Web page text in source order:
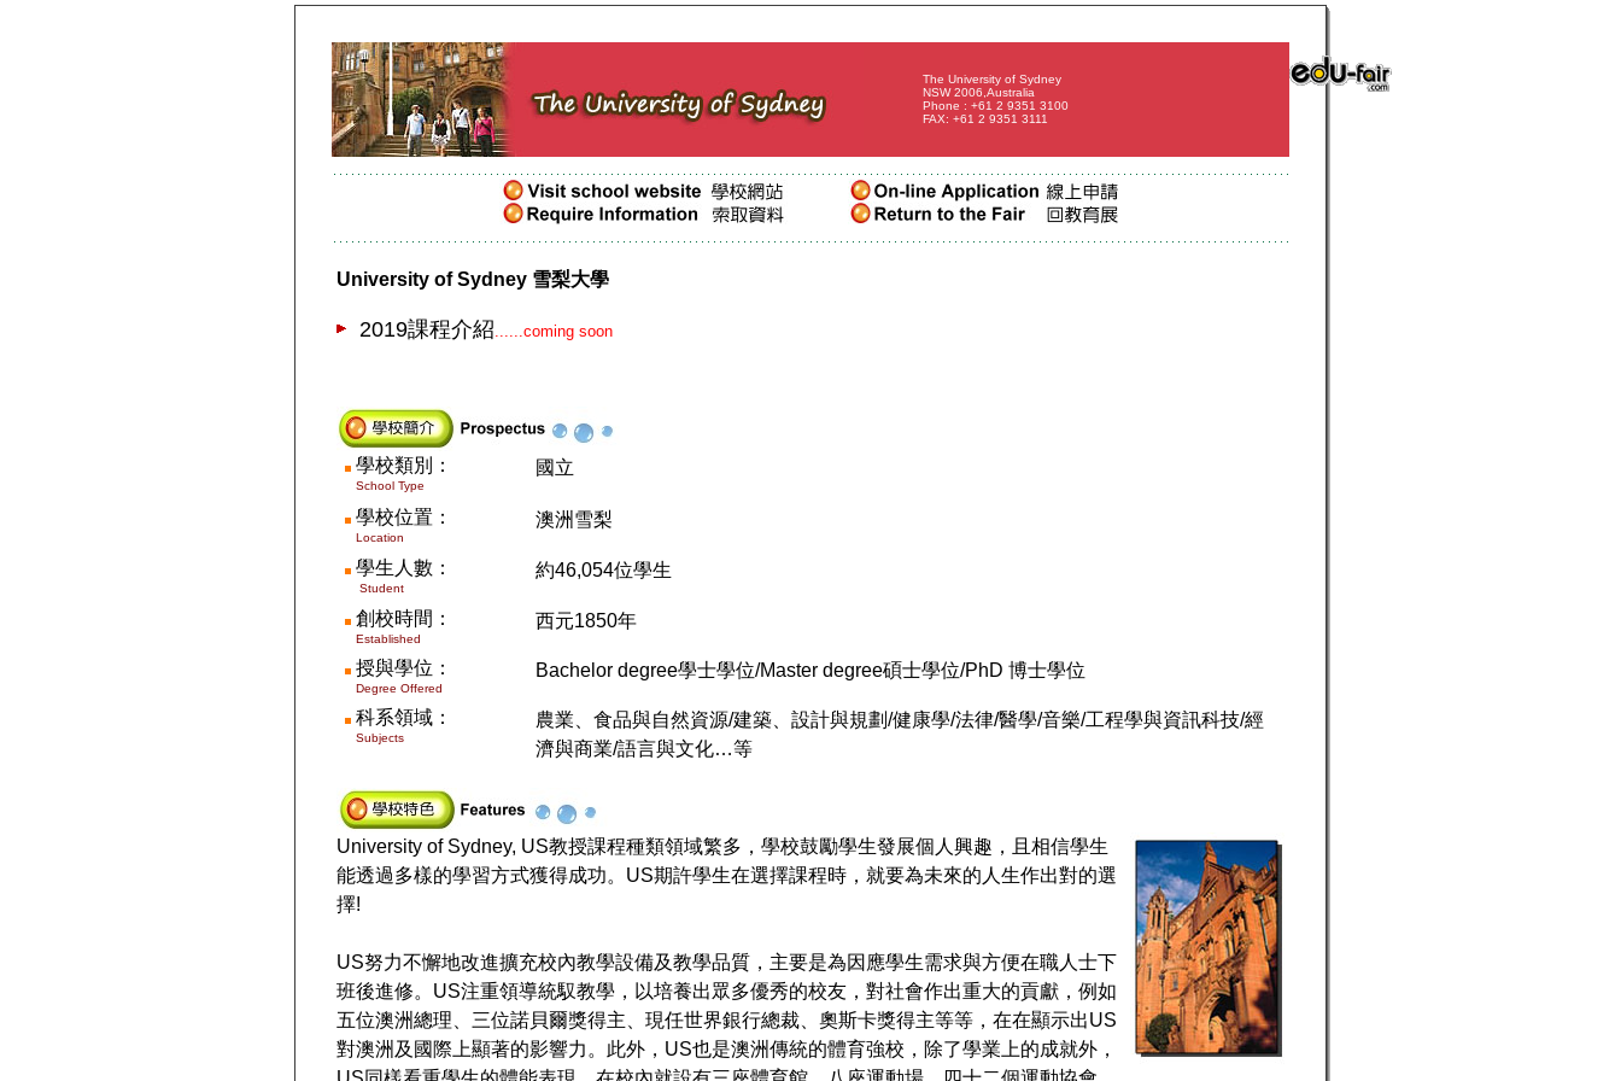
The University of Sydney
NSW 2006,Australia
Phone : +61 2 9351 3100
FAX: +61 2 9351 3111
University of Sydney 雪梨大學
2019課程介紹......coming soon
學校類別：
School Type
國立
學校位置：
Location
澳洲雪梨
學生人數 ：
Student
約46,054位學生
創校時間 ：
Established
西元1850年
授與學位：
Degree Offered
Bachelor degree學士學位/Master degree碩士學位/PhD 博士學位
科系領域 ：
Subjects
農業、食品與自然資源/建築、設計與規劃/健康學/法律/醫學/音樂/工程學與資訊科技/經
濟與商業/語言與文化…等
University of Sydney, US教授課程種類領域繁多，學校鼓勵學生發展個人興趣，且相信學生
能透過多樣的學習方式獲得成功。US期許學生在選擇課程時，就要為未來的人生作出對的選
擇!
US努力不懈地改進擴充校內教學設備及教學品質，主要是為因應學生需求與方便在職人士下
班後進修。US注重領導統馭教學，以培養出眾多優秀的校友，對社會作出重大的貢獻，例如
五位澳洲總理、三位諾貝爾獎得主、現任世界銀行總裁、奧斯卡獎得主等等，在在顯示出US
對澳洲及國際上顯著的影響力。此外，US也是澳洲傳統的體育強校，除了學業上的成就外，